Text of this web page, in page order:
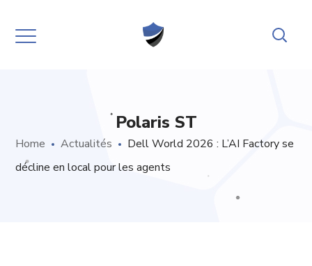
Polaris ST
Home Actualités
Dell World 2026 : L’AI Factory se
décline en local pour les agents